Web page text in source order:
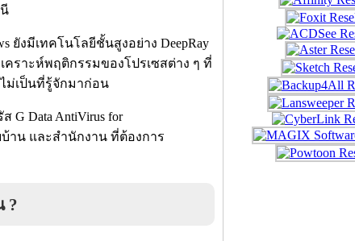
ยังมีเทคโนโลยีชั้นสูงอย่าง DeepRay
คราะห์พฤติกรรมของโปรเซสต่าง ๆ ที่
ม่เป็นที่รู้จักมาก่อน
G Data AntiVirus for
าน และสำนักงาน ที่ต้องการ
?